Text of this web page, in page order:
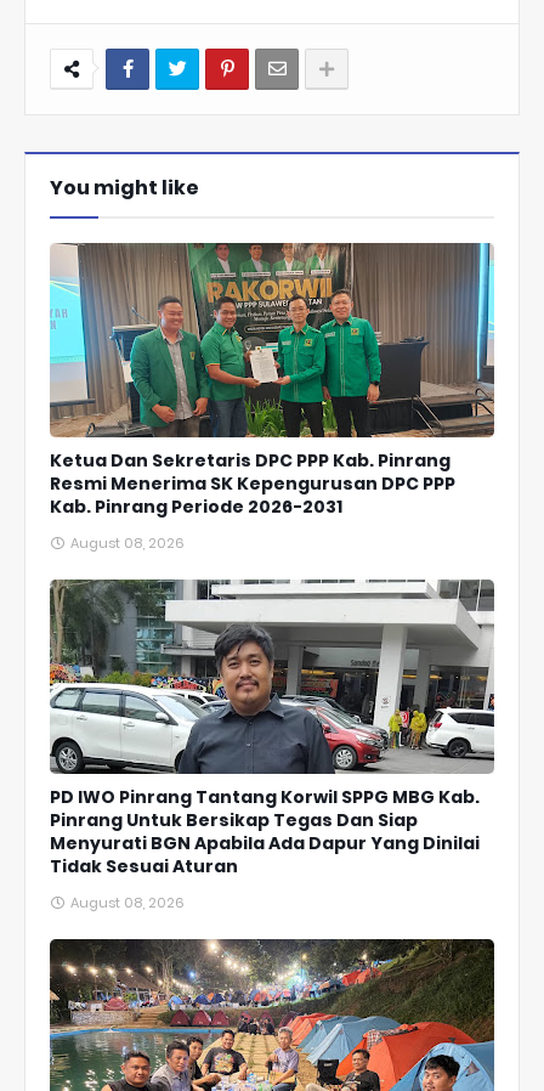
You might like
Ketua Dan Sekretaris DPC PPP Kab. Pinrang
Resmi Menerima SK Kepengurusan DPC PPP
Kab. Pinrang Periode 2026-2031
August 08, 2026
PD IWO Pinrang Tantang Korwil SPPG MBG Kab.
Pinrang Untuk Bersikap Tegas Dan Siap
Menyurati BGN Apabila Ada Dapur Yang Dinilai
Tidak Sesuai Aturan
August 08, 2026